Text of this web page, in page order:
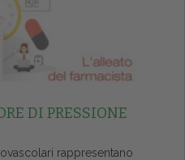
DI PRESSIONE
rappresentano